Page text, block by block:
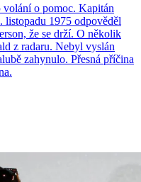
volání o pomoc. Kapitán
listopadu 1975 odpověděl
že se drží. O několik
z radaru. Nebyl vyslán
zahynulo. Přesná příčina